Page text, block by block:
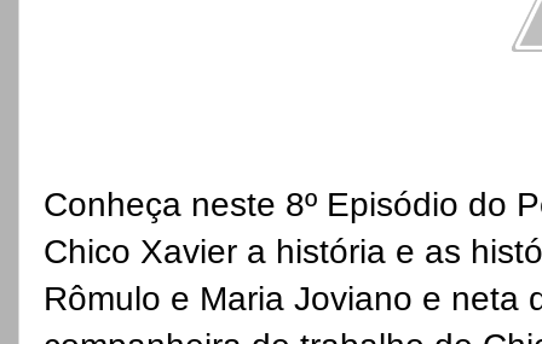
Conheça neste 8º Episódio do
Chico Xavier a história e as
Rômulo e Maria Joviano e neta